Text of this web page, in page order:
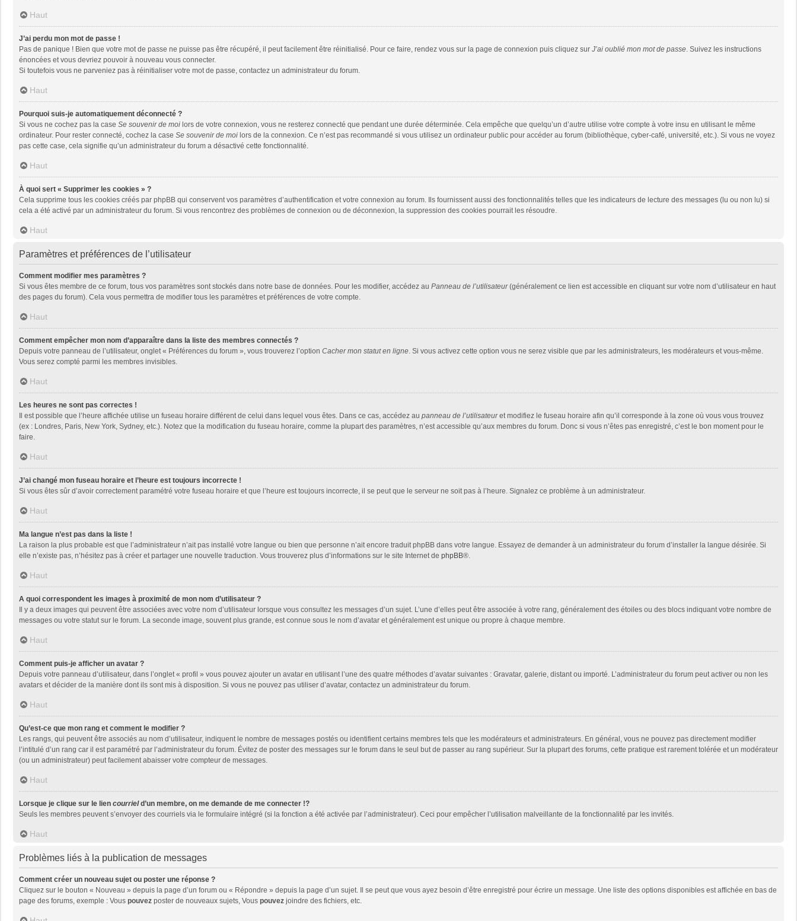
Haut
J’ai perdu mon mot de passe !
Pas de panique ! Bien que votre mot de passe ne puisse pas être récupéré, il peut facilement être réinitialisé. Pour ce faire, rendez vous sur la page de connexion puis cliquez sur J’ai oublié mon mot de passe. Suivez les instructions
énoncées et vous devriez pouvoir à nouveau vous connecter.
Si toutefois vous ne parveniez pas à réinitialiser votre mot de passe, contactez un administrateur du forum.
Haut
Pourquoi suis-je automatiquement déconnecté ?
Si vous ne cochez pas la case Se souvenir de moi lors de votre connexion, vous ne resterez connecté que pendant une durée déterminée. Cela empêche que quelqu’un d’autre utilise votre compte à votre insu en utilisant le même
ordinateur. Pour rester connecté, cochez la case Se souvenir de moi lors de la connexion. Ce n’est pas recommandé si vous utilisez un ordinateur public pour accéder au forum (bibliothèque, cyber-café, université, etc.). Si vous ne voyez
pas cette case, cela signifie qu’un administrateur du forum a désactivé cette fonctionnalité.
Haut
À quoi sert « Supprimer les cookies » ?
Cela supprime tous les cookies créés par phpBB qui conservent vos paramètres d’authentification et votre connexion au forum. Ils fournissent aussi des fonctionnalités telles que les indicateurs de lecture des messages (lu ou non lu) si
cela a été activé par un administrateur du forum. Si vous rencontrez des problèmes de connexion ou de déconnexion, la suppression des cookies pourrait les résoudre.
Haut
Paramètres et préférences de l’utilisateur
Comment modifier mes paramètres ?
Si vous êtes membre de ce forum, tous vos paramètres sont stockés dans notre base de données. Pour les modifier, accédez au Panneau de l’utilisateur(généralement ce lien est accessible en cliquant sur votre nom d’utilisateur en haut
des pages du forum). Cela vous permettra de modifier tous les paramètres et préférences de votre compte.
Haut
Comment empêcher mon nom d’apparaître dans la liste des membres connectés ?
Depuis votre panneau de l’utilisateur, onglet « Préférences du forum », vous trouverez l’option Cacher mon statut en ligne. Si vous activez cette option vous ne serez visible que par les administrateurs, les modérateurs et vous-même.
Vous serez compté parmi les membres invisibles.
Haut
Les heures ne sont pas correctes !
Il est possible que l’heure affichée utilise un fuseau horaire différent de celui dans lequel vous êtes. Dans ce cas, accédez au panneau de l’utilisateuret modifiez le fuseau horaire afin qu’il corresponde à la zone où vous vous trouvez
(ex : Londres, Paris, New York, Sydney, etc.). Notez que la modification du fuseau horaire, comme la plupart des paramètres, n’est accessible qu’aux membres du forum. Donc si vous n’êtes pas enregistré, c’est le bon moment pour le
faire.
Haut
J’ai changé mon fuseau horaire et l’heure est toujours incorrecte !
Si vous êtes sûr d’avoir correctement paramétré votre fuseau horaire et que l’heure est toujours incorrecte, il se peut que le serveur ne soit pas à l’heure. Signalez ce problème à un administrateur.
Haut
Ma langue n’est pas dans la liste !
La raison la plus probable est que l’administrateur n’ait pas installé votre langue ou bien que personne n’ait encore traduit phpBB dans votre langue. Essayez de demander à un administrateur du forum d’installer la langue désirée. Si
elle n’existe pas, n’hésitez pas à créer et partager une nouvelle traduction. Vous trouverez plus d’informations sur le site Internet de phpBB®.
Haut
A quoi correspondent les images à proximité de mon nom d’utilisateur ?
Il y a deux images qui peuvent être associées avec votre nom d’utilisateur lorsque vous consultez les messages d’un sujet. L’une d’elles peut être associée à votre rang, généralement des étoiles ou des blocs indiquant votre nombre de
messages ou votre statut sur le forum. La seconde image, souvent plus grande, est connue sous le nom d’avatar et généralement est unique ou propre à chaque membre.
Haut
Comment puis-je afficher un avatar ?
Depuis votre panneau d’utilisateur, dans l’onglet « profil » vous pouvez ajouter un avatar en utilisant l’une des quatre méthodes d’avatar suivantes : Gravatar, galerie, distant ou importé. L’administrateur du forum peut activer ou non les
avatars et décider de la manière dont ils sont mis à disposition. Si vous ne pouvez pas utiliser d’avatar, contactez un administrateur du forum.
Haut
Qu’est-ce que mon rang et comment le modifier ?
Les rangs, qui peuvent être associés au nom d’utilisateur, indiquent le nombre de messages postés ou identifient certains membres tels que les modérateurs et administrateurs. En général, vous ne pouvez pas directement modifier
l’intitulé d’un rang car il est paramétré par l’administrateur du forum. Évitez de poster des messages sur le forum dans le seul but de passer au rang supérieur. Sur la plupart des forums, cette pratique est rarement tolérée et un modérateur
(ou un administrateur) peut facilement abaisser votre compteur de messages.
Haut
Lorsque je clique sur le lien courrield’un membre, on me demande de me connecter !?
Seuls les membres peuvent s’envoyer des courriels via le formulaire intégré (si la fonction a été activée par l’administrateur). Ceci pour empêcher l’utilisation malveillante de la fonctionnalité par les invités.
Haut
Problèmes liés à la publication de messages
Comment créer un nouveau sujet ou poster une réponse ?
Cliquez sur le bouton « Nouveau » depuis la page d’un forum ou « Répondre » depuis la page d’un sujet. Il se peut que vous ayez besoin d’être enregistré pour écrire un message. Une liste des options disponibles est affichée en bas de
page des forums, exemple : Vous pouvez poster de nouveaux sujets, Vous pouvez joindre des fichiers, etc.